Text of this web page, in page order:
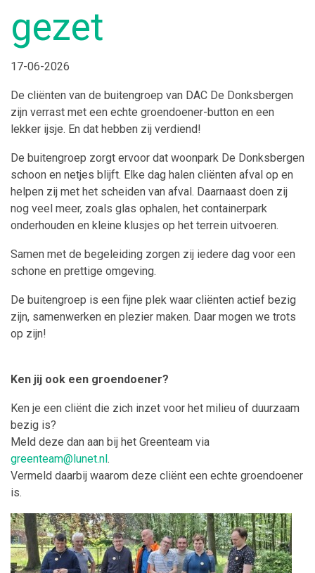
gezet
17-06-2026
De cliënten van de buitengroep van DAC De Donksbergen
zijn verrast met een echte groendoener-button en een
lekker ijsje. En dat hebben zij verdiend!
De buitengroep zorgt ervoor dat woonpark De Donksbergen
schoon en netjes blijft. Elke dag halen cliënten afval op en
helpen zij met het scheiden van afval. Daarnaast doen zij
nog veel meer, zoals glas ophalen, het containerpark
onderhouden en kleine klusjes op het terrein uitvoeren.
Samen met de begeleiding zorgen zij iedere dag voor een
schone en prettige omgeving.
De buitengroep is een fijne plek waar cliënten actief bezig
zijn, samenwerken en plezier maken. Daar mogen we trots
op zijn!
Ken jij ook een groendoener?
Ken je een cliënt die zich inzet voor het milieu of duurzaam
bezig is?
Meld deze dan aan bij het Greenteam via
greenteam@lunet.nl.
Vermeld daarbij waarom deze cliënt een echte groendoener
is.